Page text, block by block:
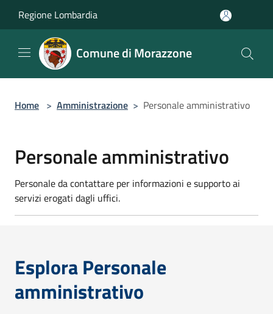
Regione Lombardia
Comune di Morazzone
Home > Amministrazione > Personale amministrativo
Personale amministrativo
Personale da contattare per informazioni e supporto ai
servizi erogati dagli uffici.
Esplora Personale
amministrativo